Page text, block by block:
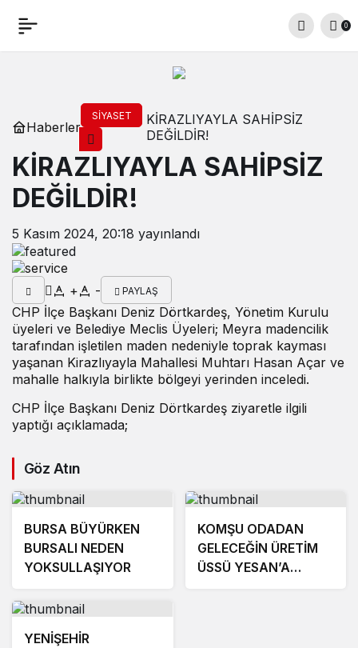
0
Haberler
SIYASET
KİRAZLIYAYLA SAHİPSİZ
DEĞİLDİR!
KİRAZLIYAYLA SAHİPSİZ
DEĞİLDİR!
5 Kasım 2024, 20:18 yayınlandı
+ - PAYLAŞ
CHP İlçe Başkanı Deniz Dörtkardeş, Yönetim Kurulu
üyeleri ve Belediye Meclis Üyeleri; Meyra madencilik
tarafından işletilen maden nedeniyle toprak kayması
yaşanan Kirazlıyayla Mahallesi Muhtarı Hasan Açar ve
mahalle halkıyla birlikte bölgeyi yerinden inceledi.
CHP İlçe Başkanı Deniz Dörtkardeş ziyaretle ilgili
yaptığı açıklamada;
Göz Atın
BURSA BÜYÜRKEN
BURSALI NEDEN
YOKSULLAŞIYOR
KOMŞU ODADAN
GELECEĞİN ÜRETİM
ÜSSÜ YESAN’A
YENİŞEHİR